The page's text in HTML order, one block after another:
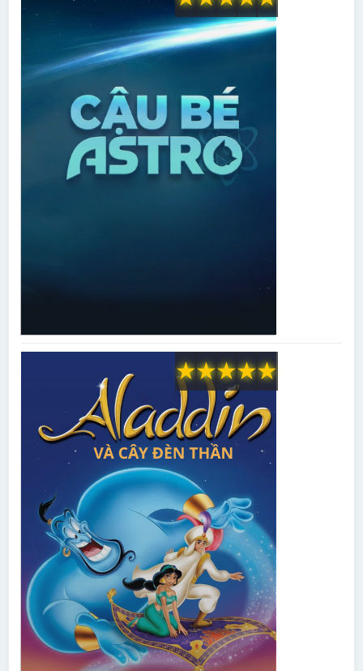
★
★
★
★
★